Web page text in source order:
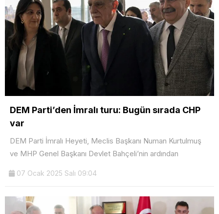
DEM Parti’den İmralı turu: Bugün sırada CHP
var
DEM Parti İmralı Heyeti, Meclis Başkanı Numan Kurtulmuş
ve MHP Genel Başkanı Devlet Bahçeli’nin ardından
07 Ocak 2025 Salı 09:04